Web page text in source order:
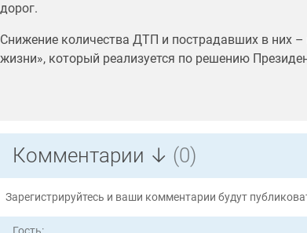
дорог.
Снижение количества ДТП и пострадавших в них
жизни», который реализуется по решению
Комментарии ↓ (0)
Зарегистрируйтесь и ваши комментарии будут